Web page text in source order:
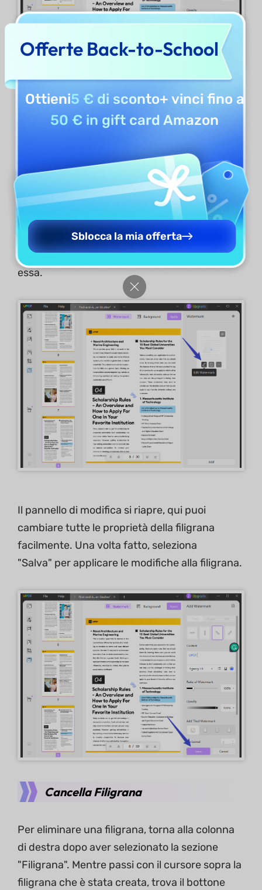
filigrana.
Modifica Filigrana
Quando ti trovi nella sezione "Filigrana" puoi
trovare la filigrana che hai creato nella colonna
di destra. Naviga fino alla filigrana e seleziona il
bottone "Modifica Filigrana" che apparirà su di
essa.
Il pannello di modifica si riapre, qui puoi
cambiare tutte le proprietà della filigrana
facilmente. Una volta fatto, seleziona
"Salva" per applicare le modifiche alla filigrana.
Cancella Filigrana
Per eliminare una filigrana, torna alla colonna
di destra dopo aver selezionato la sezione
"Filigrana". Mentre passi con il cursore sopra la
filigrana che è stata creata, trova il bottone
Offerte Back-to-School
Ottieni5 € di sconto+ vinci fino a
50 € in gift card Amazon
Sblocca la mia offerta